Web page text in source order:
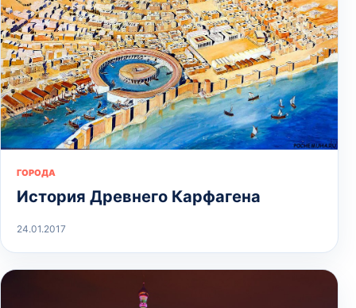
ГОРОДА
История Древнего Карфагена
24.01.2017